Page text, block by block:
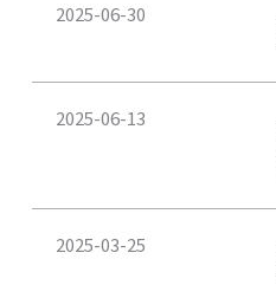
2025-06-30
2025-06-13
2025-03-25